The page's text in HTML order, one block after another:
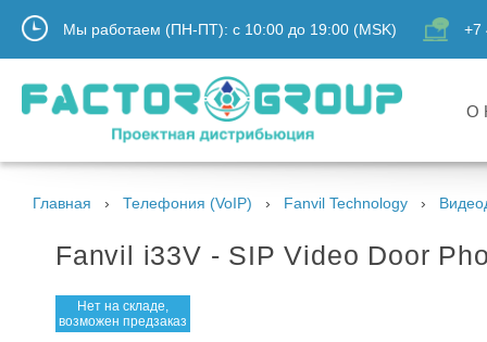
Мы работаем (ПН-ПТ): с 10:00 до 19:00 (MSK) +7
О
Главная Телефония (VoIP) Fanvil Technology
Fanvil i33V - SIP Video Door
Нет на складе,
возможен предзаказ